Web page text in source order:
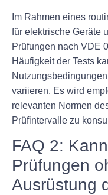
Im Rahmen eines
für elektrische Geräte
Prüfungen nach VDE
Häufigkeit der Tests
variieren. Es wird
relevanten Normen
Prüfintervalle zu
FAQ 2:
Prüfungen
Ausrüstung